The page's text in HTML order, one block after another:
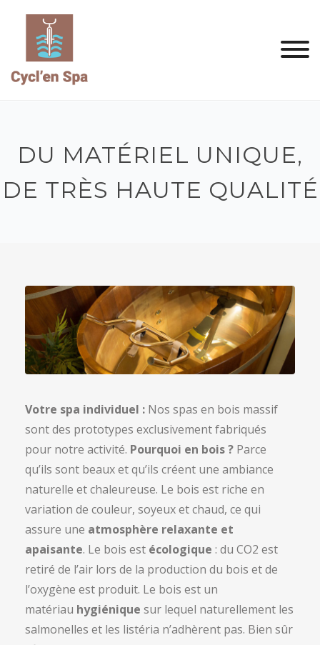
content
DU MATÉRIEL UNIQUE,
DE TRÈS HAUTE QUALITÉ
Votre spa individuel : Nos spas en bois massif
sont des prototypes exclusivement fabriqués
pour notre activité. Pourquoi en bois ? Parce
qu’ils sont beaux et qu’ils créent une ambiance
naturelle et chaleureuse. Le bois est riche en
variation de couleur, soyeux et chaud, ce qui
assure une atmosphère relaxante et
apaisante. Le bois est écologique : du CO2 est
retiré de l’air lors de la production du bois et de
l’oxygène est produit. Le bois est un
matériau hygiénique sur lequel naturellement les
salmonelles et les listéria n’adhèrent pas. Bien sûr